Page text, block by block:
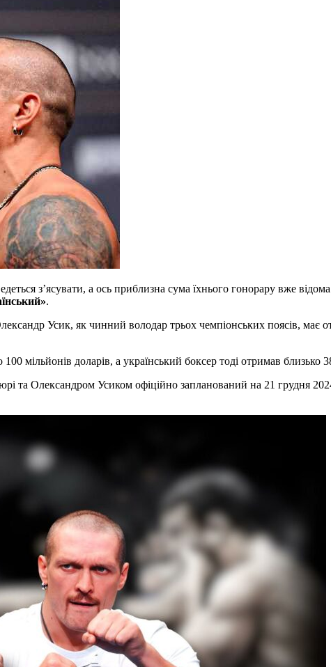
з’ясувати, а ось приблизна сума їхнього гонорару вже
.
Усик, як чинний володар трьох чемпіонських поясів, має
мільйонів доларів, а український боксер тоді отримав близько
Олександром Усиком офіційно запланований на 21 грудня 2024